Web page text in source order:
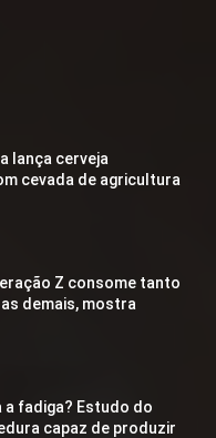
lança cerveja
cevada de agricultura
Z consome tanto
demais, mostra
a fadiga? Estudo do
capaz de produzir